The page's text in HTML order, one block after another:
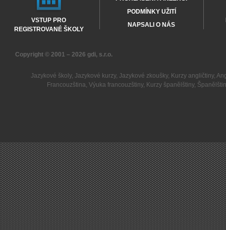
VSTUP PRO
REGISTROVANÉ ŠKOLY
PODMÍNKY UŽITÍ
NAPSALI O NÁS
Copyright © 2001 – 2026 gdi, s.r.o.
Jazykové školy, Jazykové kurzy, Jazykové zkoušky, Kurzy angličtiny,
Francouzština,Výuka francouzštiny, Kurzy španělštiny,